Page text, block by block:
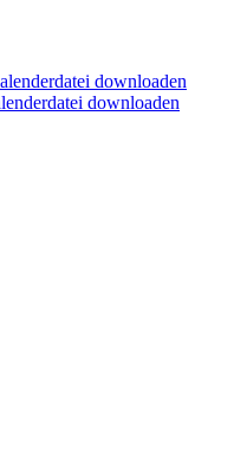
downloaden
downloaden